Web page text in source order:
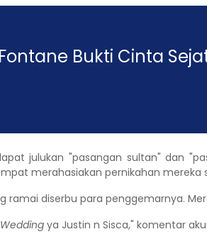
Bukti Cinta
julukan "pasangan sultan" dan
merahasiakan pernikahan mereka
ramai diserbu para penggemarnya.
ya Justin n Sisca," komentar